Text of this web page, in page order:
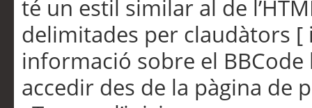
té un estil similar al de
delimitades per claudàtors [
informació sobre el
accedir des de la pàgina de